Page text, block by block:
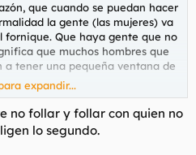
que cuando se puedan hacer
la gente (las mujeres) va
fornique. Que haya gente que no
que muchos hombres que
tener una pequeña ventana de
1° persona del plural sin
expandir...
no follar y follar con quien no
lo segundo.